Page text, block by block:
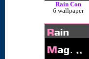
Rain Con
6 wallpaper